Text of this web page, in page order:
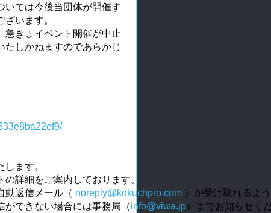
ては今後当団体が開催す
います。
きょイベント開催が中止
たしかねますのであらかじ
ます。
詳細をご案内しております。
動返信メール（ noreply@kokuchpro.com ）が受け取れるよ
できない場合には事務局（info@viwa.jp）までお知らせく